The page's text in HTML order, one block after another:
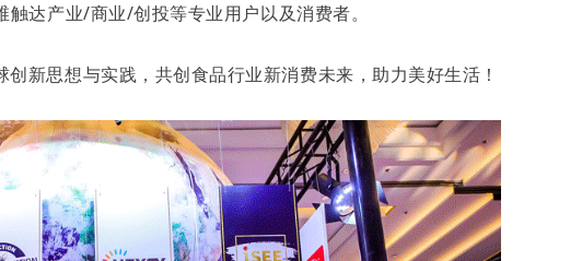
达产业/商业/创投等专业用户以及消费者。
新思想与实践，共创食品行业新消费未来，助力美好生活！